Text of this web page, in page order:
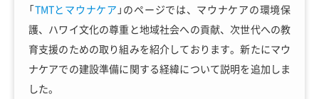
「TMTとマウナケア 」のページでは、マウナケアの環境保
護、ハワイ文化の尊重と地域社会への貢献、次世代への教
育支援のための取り組みを紹介しております。新たにマウ
ナケアでの建設準備に関する経緯について説明を追加しま
した。